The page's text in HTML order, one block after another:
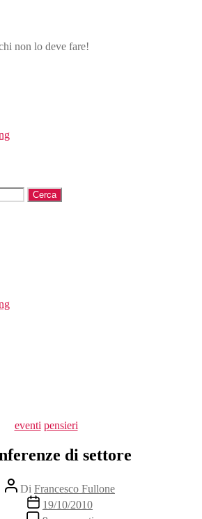
non lo deve fare!
Categorie
eventi pensieri
di settore
Autore
articolo
Di Francesco Fullone
Data
dell'articolo
19/10/2010
su